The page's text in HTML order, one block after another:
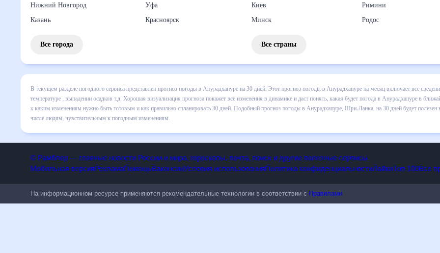
Нижний Новгород
Казань
Уфа
Красноярск
Все города
Киев
Минск
Римини
Родос
Все страны
В текущем разделе погодного сервиса представлен прогноз погоды в Анурадхапуре на 30 дней. Этот прогноз погоды в
месяц включает все сведения по дневной температуре , выпадении осадков т.д. Хорошая визуализация прогноза покажет все
динамике и даст понять, какая будет погода в Анурадхапуре в ближайший месяц, к каким изменениям нужно быть готовым и как
правильно спланировать 30 дней. Подобный прогноз погоды в Анурадхапуре, Шри-Ланка, на 30 дней будет полезен всем, в том
© Рамблер — главные новости России и мира, гороскопы, почта, поиск и другие полезные сервисы
На информационном ресурсе применяются рекомендательные технологии в соответствии сПравилами